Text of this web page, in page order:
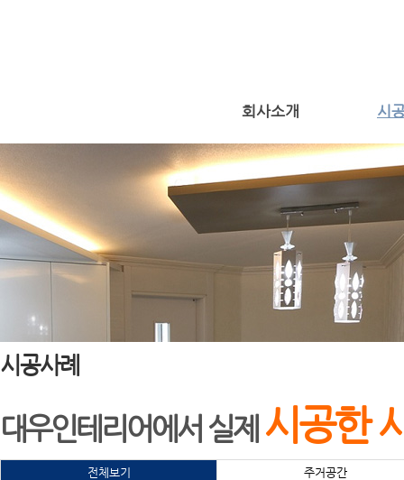
회사소개 시
시공사례
대우인테리어에서 실제 시공한
전체보기 주거공간